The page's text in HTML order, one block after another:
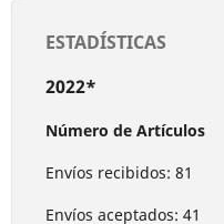
ESTADÍSTICAS
2022*
Número de Artículos
Envíos recibidos: 81
Envíos aceptados: 41